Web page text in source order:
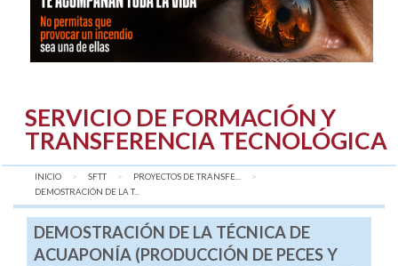
SERVICIO DE FORMACIÓN Y
TRANSFERENCIA TECNOLÓGICA
INICIO SFTT
PROYECTOS DE TRANSFE...
AQUÍ:
DEMOSTRACIÓN DE LA T...
DEMOSTRACIÓN DE LA TÉCNICA DE
ACUAPONÍA (PRODUCCIÓN DE PECES Y